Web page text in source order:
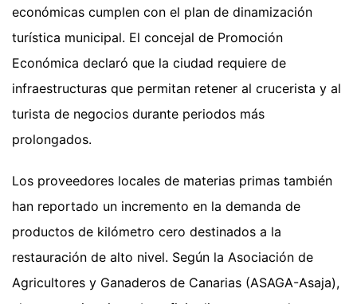
económicas cumplen con el plan de dinamización
turística municipal. El concejal de Promoción
Económica declaró que la ciudad requiere de
infraestructuras que permitan retener al crucerista y al
turista de negocios durante periodos más
prolongados.
Los proveedores locales de materias primas también
han reportado un incremento en la demanda de
productos de kilómetro cero destinados a la
restauración de alto nivel. Según la Asociación de
Agricultores y Ganaderos de Canarias (ASAGA-Asaja),